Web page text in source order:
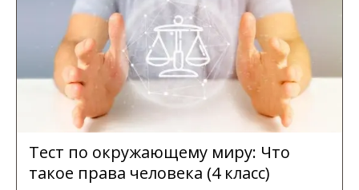
Тест по окружающему миру: Что
такое права человека (4 класс)